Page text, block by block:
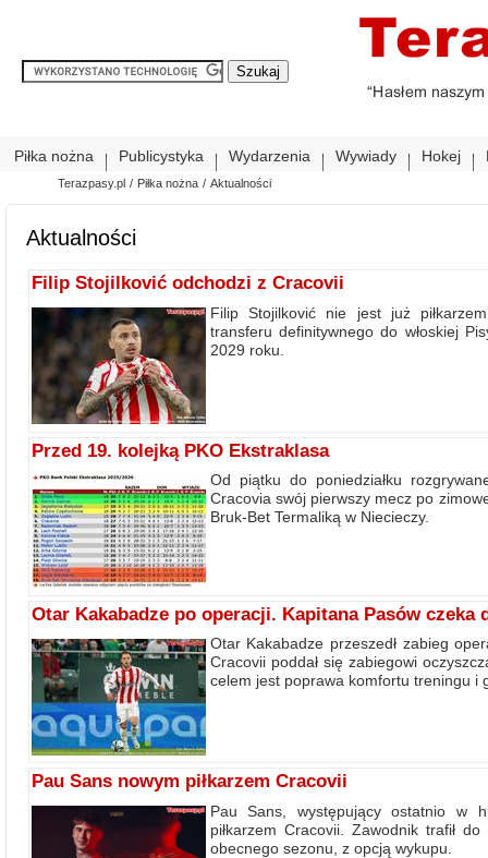
Piłka nożna Publicystyka Wydarzenia Wywiady Hokej
Terazpasy.pl / Piłka nożna / Aktualności
Aktualności
Filip Stojilković odchodzi z Cracovii
Filip Stojilković nie jest już
transferu definitywnego do włoskiej
2029 roku.
Przed 19. kolejką PKO Ekstraklasa
Od piątku do poniedziałku
Cracovia swój pierwszy mecz po
Bruk-Bet Termaliką w Niecieczy.
Otar Kakabadze po operacji. Kapitana Pasów czeka
Otar Kakabadze przeszedł zabieg
Cracovii poddał się zabiegowi
celem jest poprawa komfortu treningu i
Pau Sans nowym piłkarzem Cracovii
Pau Sans, występujący ostatnio w
piłkarzem Cracovii. Zawodnik trafił
obecnego sezonu, z opcją wykupu.